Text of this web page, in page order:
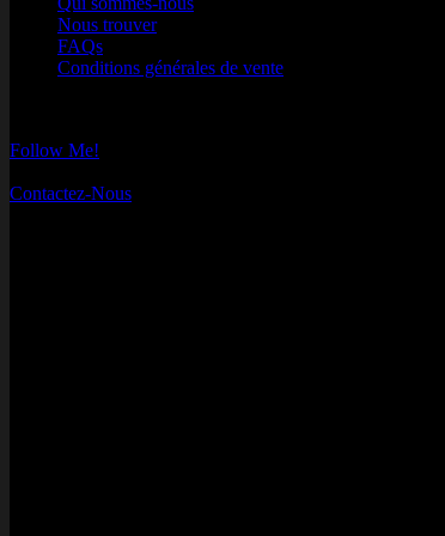
Nous trouver
FAQs
Conditions générales de vente
Follow Me!
Contactez-Nous